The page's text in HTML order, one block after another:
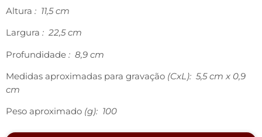
Altura : 11,5 cm
Largura : 22,5 cm
Profundidade : 8,9 cm
Medidas aproximadas para gravação (CxL): 5,5 cm x 0,9
cm
Peso aproximado (g): 100